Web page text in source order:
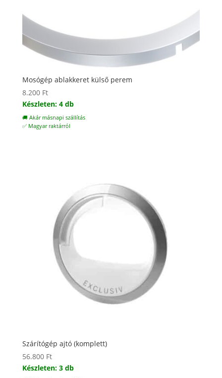
Mosógép ablakkeret külső perem
8.200 Ft
Készleten: 4 db
🚚 Akár másnapi szállítás
✅ Magyar raktárról
Szárítógép ajtó (komplett)
56.800 Ft
Készleten: 3 db